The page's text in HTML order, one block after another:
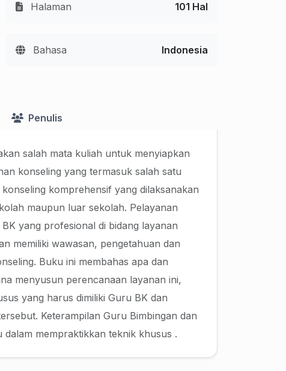
Halaman 101 Hal
Bahasa Indonesia
Penulis
salah mata kuliah untuk menyiapkan
konseling yang termasuk salah satu
komprehensif yang dilaksanakan
maupun luar sekolah. Pelayanan
yang profesional di bidang layanan
memiliki wawasan, pengetahuan dan
Buku ini membahas apa dan
menyusun perencanaan layanan ini,
yang harus dimiliki Guru BK dan
Keterampilan Guru Bimbingan dan
dalam mempraktikkan teknik khusus .